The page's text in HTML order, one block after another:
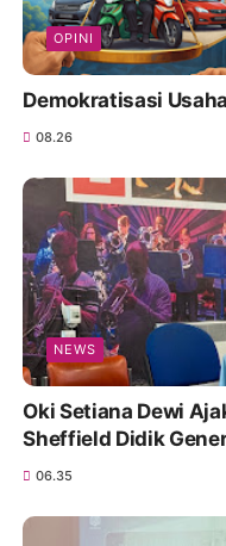
OPINI
Demokratisasi
08.26
NEWS
Oki Setiana Dewi
Sheffield Didik
06.35